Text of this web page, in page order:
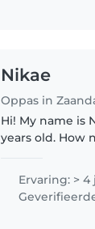
Nikae
Oppas in
Hi! My name is Nikae and I am 18
years old. How
like to help you
already have 4
experience
Ervaring: > 4